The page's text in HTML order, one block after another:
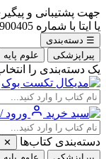
جهت پشتیبانی و
یا ایتا با شماره 09353900405 در ارتباط باشید.
☰ دسته‌بندی
پیراپزشکی
علوم پایه
یک دسته‌بندی را
ورود
دسته‌بندی کتاب‌ها
✕